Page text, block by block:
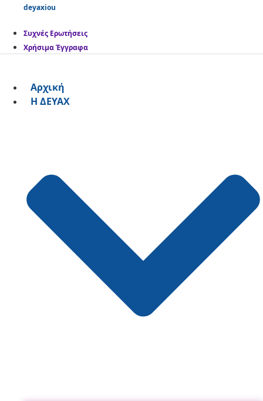
deyaxiou
Συχνές Ερωτήσεις
Χρήσιμα Έγγραφα
Αρχική
Η ΔΕΥΑΧ